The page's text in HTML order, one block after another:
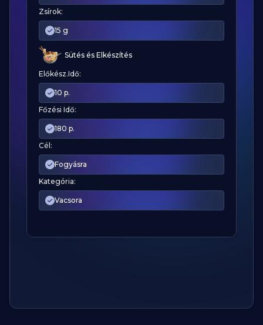
Zsírok:
15 g
Sütés és Elkészítés
Előkész.Idő:
10 p.
Főzési Idő:
180 p.
Cél:
Fogyásra
Kategória:
Vacsora